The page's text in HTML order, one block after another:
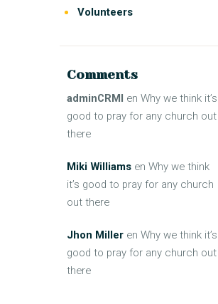
Volunteers
Comments
adminCRMI en Why we think it’s
good to pray for any church out
there
Miki Williams en Why we think
it’s good to pray for any church
out there
Jhon Miller en Why we think it’s
good to pray for any church out
there